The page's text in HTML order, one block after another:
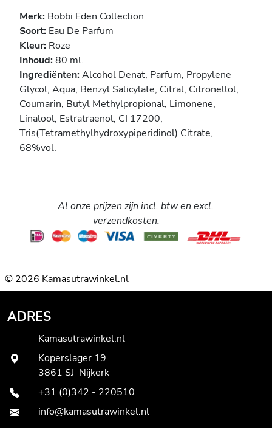
Merk: Bobbi Eden Collection
Soort: Eau De Parfum
Kleur: Roze
Inhoud:80 ml.
Ingrediënten:Alcohol Denat, Parfum, Propylene
Glycol, Aqua, Benzyl Salicylate, Citral, Citronellol,
Coumarin, Butyl Methylpropional, Limonene,
Linalool, Estratraenol, CI 17200,
Tris(Tetramethylhydroxypiperidinol) Citrate,
68%vol.
Al onze prijzen zijn incl. btw en excl.
verzendkosten.
© 2026 Kamasutrawinkel.nl
ADRES
Kamasutrawinkel.nl
Koperslager 19
3861 SJ Nijkerk
+31 (0)342 - 220510
info@kamasutrawinkel.nl